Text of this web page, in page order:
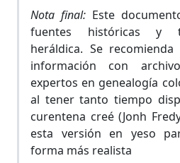
Nota final:Este
fuentes históricas y
heráldica. Se
información con
expertos en genealogía
al tener tanto tiempo
curentena creé (Jonh
esta versión en yeso
forma más realista